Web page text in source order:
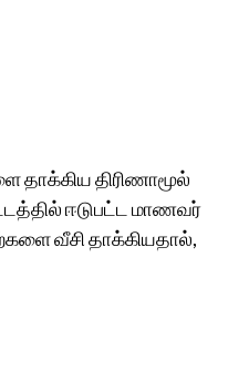
திரிணாமூல்
ஈடுபட்ட மாணவர்
வீசி தாக்கியதால்,